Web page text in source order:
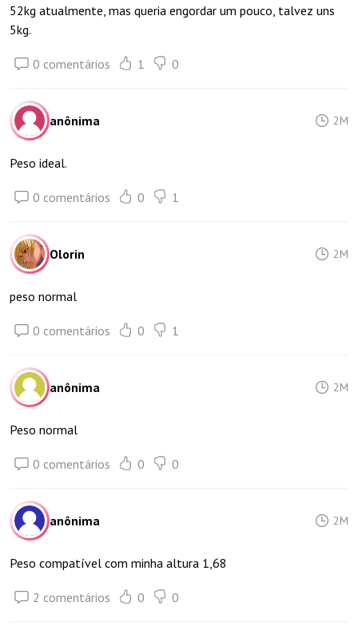
52kg atualmente, mas queria engordar um pouco, talvez uns
5kg.
0 comentários 1 0
anônima 2M
Peso ideal.
0 comentários 0 1
Olorin 2M
peso normal
0 comentários 0 1
anônima 2M
Peso normal
0 comentários 0 0
anônima 2M
Peso compatível com minha altura 1,68
2 comentários 0 0